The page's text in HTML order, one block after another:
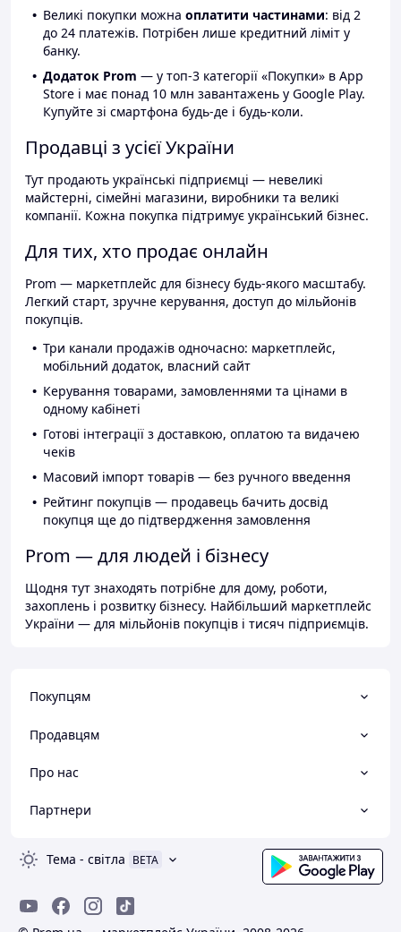
Великі покупки можна оплатити частинами: від 2
до 24 платежів. Потрібен лише кредитний ліміт у
банку.
Додаток Prom — у топ-3 категорії «Покупки» в App
Store і має понад 10 млн завантажень у Google Play.
Купуйте зі смартфона будь-де і будь-коли.
Продавці з усієї України
Тут продають українські підприємці — невеликі
майстерні, сімейні магазини, виробники та великі
компанії. Кожна покупка підтримує український бізнес.
Для тих, хто продає онлайн
Prom — маркетплейс для бізнесу будь-якого масштабу.
Легкий старт, зручне керування, доступ до мільйонів
покупців.
Три канали продажів одночасно: маркетплейс,
мобільний додаток, власний сайт
Керування товарами, замовленнями та цінами в
одному кабінеті
Готові інтеграції з доставкою, оплатою та видачею
чеків
Масовий імпорт товарів — без ручного введення
Рейтинг покупців — продавець бачить досвід
покупця ще до підтвердження замовлення
Prom — для людей і бізнесу
Щодня тут знаходять потрібне для дому, роботи,
захоплень і розвитку бізнесу. Найбільший маркетплейс
України — для мільйонів покупців і тисяч підприємців.
Покупцям
Продавцям
Про нас
Партнери
Тема - світла BETA